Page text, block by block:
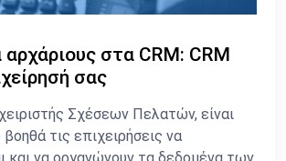
αρχάριους στα CRM: CRM
σας
Σχέσεων Πελατών, είναι
τις επιχειρήσεις να